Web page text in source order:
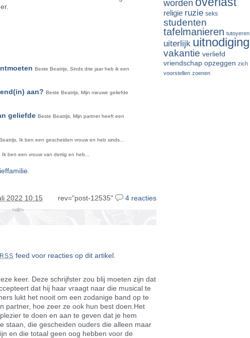
Beste Beatrijs, Sinds drie jaar heb ik een
aan? Beste Beatrijs, Mijn nieuwe geliefde
geliefde Beste Beatrijs, Mijn partner heeft een
Ik ben een gescheiden vrouw en heb sinds...
Ik ben een vrouw van dertig en heb...
.
rev="post-12535" 4 reacties
2022 10:15
RSS feed voor reacties op dit artikel
keer. Deze schrijfster zou blij moeten zijn dat
dat hij haar vraagt naar die musical te
lukt het nooit om een zodanige band op te
partner, hoe zeer ze ook hun best doen.Het
te doen en aan te geven dat je hem
staan, die gescheiden ouders die alleen maar
en die totaal geen oog hebben voor de
worden
religie ruzie seks
studenten
tafelmanieren tutoyeren
uiterlijk uitnodiging
vakantie verliefd
vriendschap opzeggen zich
voorstellen zoenen